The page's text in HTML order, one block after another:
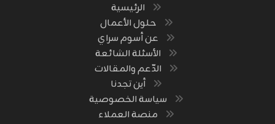
الرئيسية
حلول الأعمال
عن أسوم سراي
الأسئلة الشائعة
الدّعم والمقالات
أين تجدنا
سياسة الخصوصية
منصة العملاء